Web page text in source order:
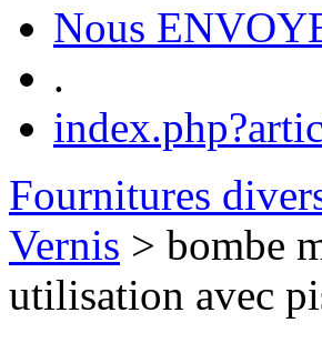
Nous
.
Fournitures
Vernis > bombe
utilisation avec